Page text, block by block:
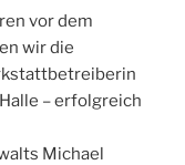
vor dem
wir die
– erfolgreich
Michael